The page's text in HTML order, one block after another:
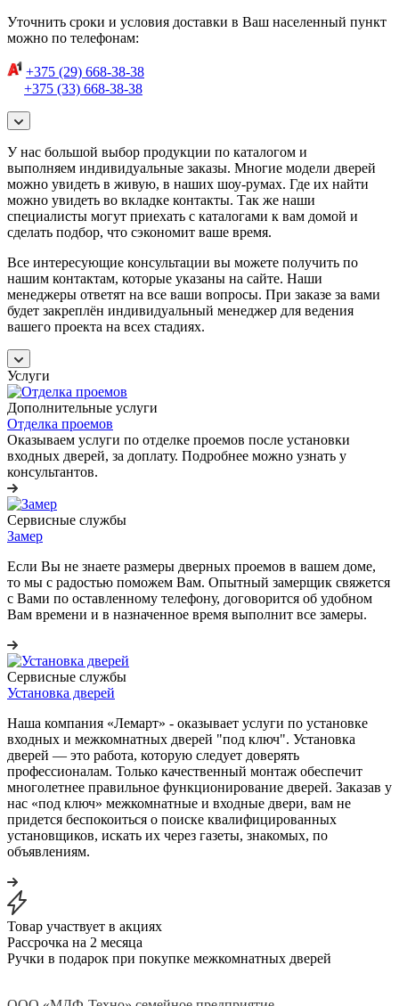
Уточнить сроки и условия доставки в Ваш населенный пункт
можно по телефонам:
+375 (29) 668-38-38
+375 (33) 668-38-38
У нас большой выбор продукции по каталогом и
выполняем индивидуальные заказы. Многие модели дверей
можно увидеть в живую, в наших шоу-румах. Где их найти
можно увидеть во вкладке контакты. Так же наши
специалисты могут приехать с каталогами к вам домой и
сделать подбор, что сэкономит ваше время.
Все интересующие консультации вы можете получить по
нашим контактам, которые указаны на сайте. Наши
менеджеры ответят на все ваши вопросы. При заказе за вами
будет закреплён индивидуальный менеджер для ведения
вашего проекта на всех стадиях.
Услуги
Дополнительные услуги
Отделка проемов
Оказываем услуги по отделке проемов после установки
входных дверей, за доплату. Подробнее можно узнать у
консультантов.
Сервисные службы
Замер
Если Вы не знаете размеры дверных проемов в вашем доме,
то мы с радостью поможем Вам. Опытный замерщик свяжется
с Вами по оставленному телефону, договорится об удобном
Вам времени и в назначенное время выполнит все замеры.
Сервисные службы
Установка дверей
Наша компания «Лемарт» - оказывает услуги по установке
входных и межкомнатных дверей "под ключ". Установка
дверей — это работа, которую следует доверять
профессионалам. Только качественный монтаж обеспечит
многолетнее правильное функционирование дверей. Заказав у
нас «под ключ» межкомнатные и входные двери, вам не
придется беспокоиться о поиске квалифицированных
установщиков, искать их через газеты, знакомых, по
объявлениям.
Товар участвует в акциях
Рассрочка на 2 месяца
Ручки в подарок при покупке межкомнатных дверей